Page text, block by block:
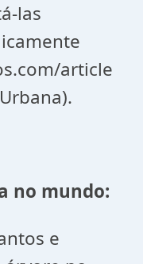
las
article
no mundo:
e